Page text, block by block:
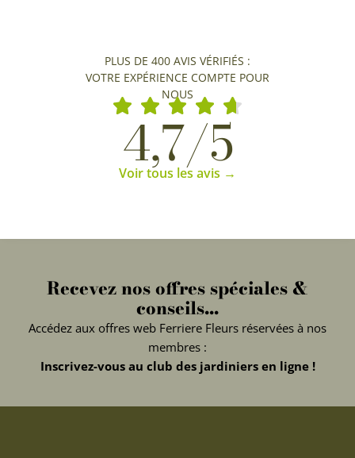
PLUS DE 400 AVIS VÉRIFIÉS :
VOTRE EXPÉRIENCE COMPTE POUR
NOUS
4,7/5
Voir tous les avis →
Recevez nos offres spéciales &
conseils...
Accédez aux offres web Ferriere Fleurs réservées à nos
membres :
Inscrivez-vous au club des jardiniers en ligne !